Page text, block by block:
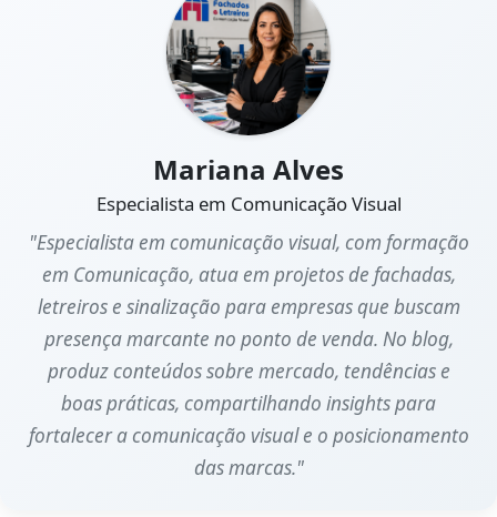
Mariana Alves
Especialista em Comunicação Visual
"Especialista em comunicação visual, com formação
em Comunicação, atua em projetos de fachadas,
letreiros e sinalização para empresas que buscam
presença marcante no ponto de venda. No blog,
produz conteúdos sobre mercado, tendências e
boas práticas, compartilhando insights para
fortalecer a comunicação visual e o posicionamento
das marcas."